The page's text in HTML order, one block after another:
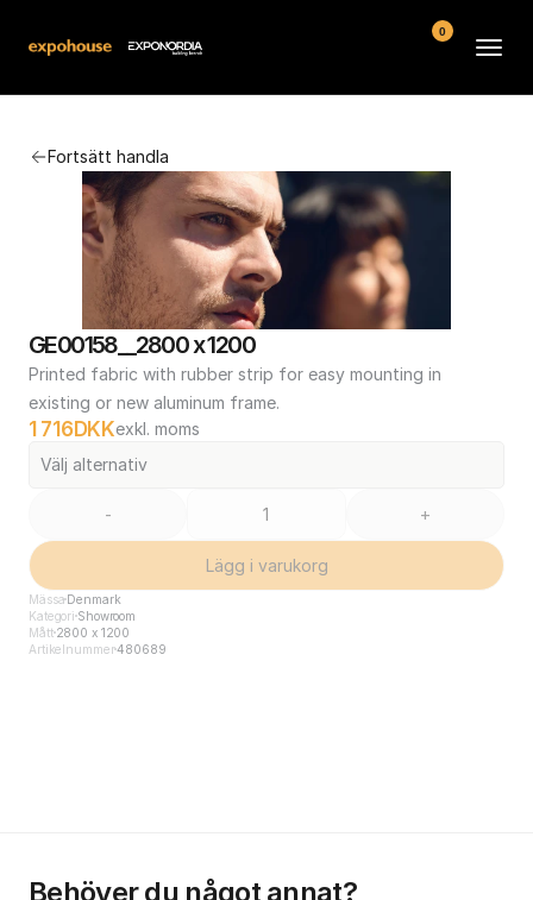
Fortsätt handla
GE00158__2800 x 1200
Printed fabric with rubber strip for easy mounting in
existing or new aluminum frame.
1 716DKKexkl. moms
Välj alternativ
- +
Lägg i varukorg
Mässa Denmark
Kategori Showroom
Mått2800 x 1200
Artikelnummer480689
Behöver du något annat?
Kontakt
Köpvillkor
0